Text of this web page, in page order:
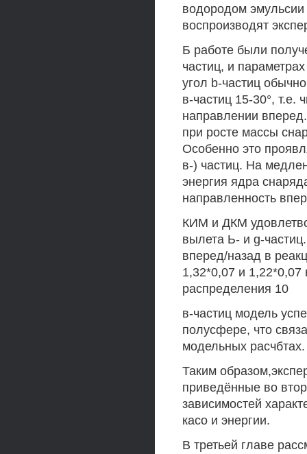
водородом
воспроизводят
Б работе были
частиц, и
угол b-частиц
в-частиц 15-30°,
направлении
при росте массы
Особенно это
в-) частиц. На
энергия ядра
направленность
КИМ и ДКМ
вылета Ь- и g-
вперед/назад в
1,32*0,07 и 1,22*0,07
распределения 10
в-частиц модель
полусфере, что
модельных расчбтах.
Таким
приведённые во
зависимостей
касо и энергии.
В третьей главе